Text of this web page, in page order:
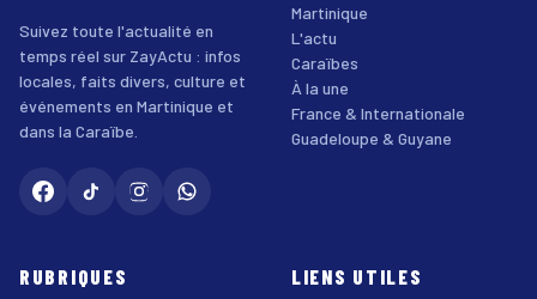
Suivez toute l'actualité en
temps réel sur ZayActu : infos
locales, faits divers, culture et
événements en Martinique et
dans la Caraïbe.
Martinique
L'actu
Caraïbes
À la une
France & Internationale
Guadeloupe & Guyane
RUBRIQUES LIENS UTILES